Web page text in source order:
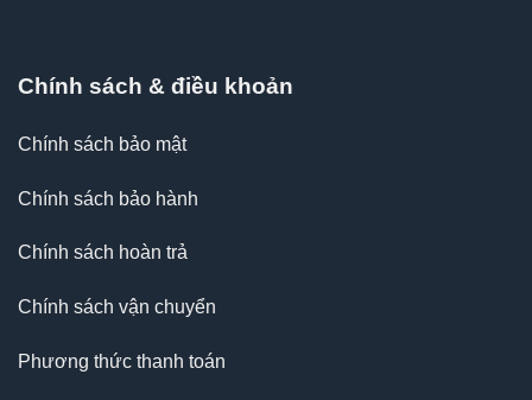
Chính sách & điều khoản
Chính sách bảo mật
Chính sách bảo hành
Chính sách hoàn trả
Chính sách vận chuyển
Phương thức thanh toán